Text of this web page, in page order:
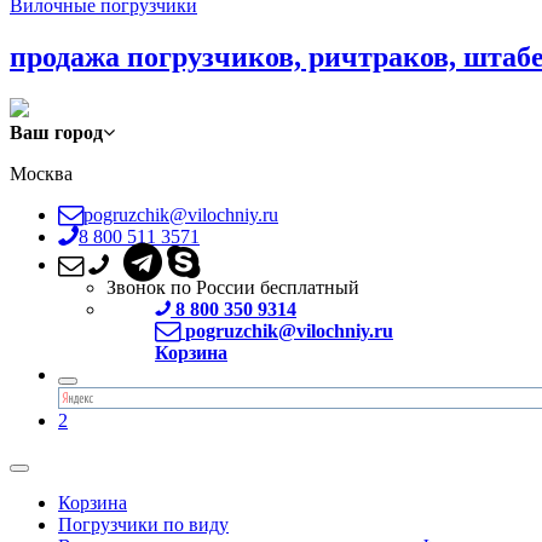
Вилочные погрузчики
продажа погрузчиков, ричтраков,
Ваш город
Москва
pogruzchik@vilochniy.ru
8 800 511 3571
Звонок по России бесплатный
8 800 350 9314
pogruzchik@vilochniy.ru
Корзина
2
Корзина
Погрузчики по виду